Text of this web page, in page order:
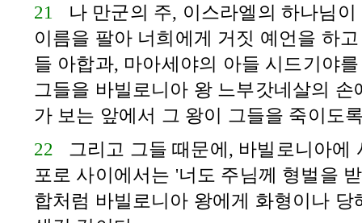
21 나 만군의 주, 이스라엘의 하나님
이름을 팔아 너희에게 거짓 예언을 하
들 아합과, 마아세야의 아들 시드기야
그들을 바빌로니아 왕 느부갓네살의 손
가 보는 앞에서 그 왕이 그들을 죽이도
22 그리고 그들 때문에, 바빌로니아에
포로 사이에서는 '너도 주님께 형벌을
합처럼 바빌로니아 왕에게 화형이나 당